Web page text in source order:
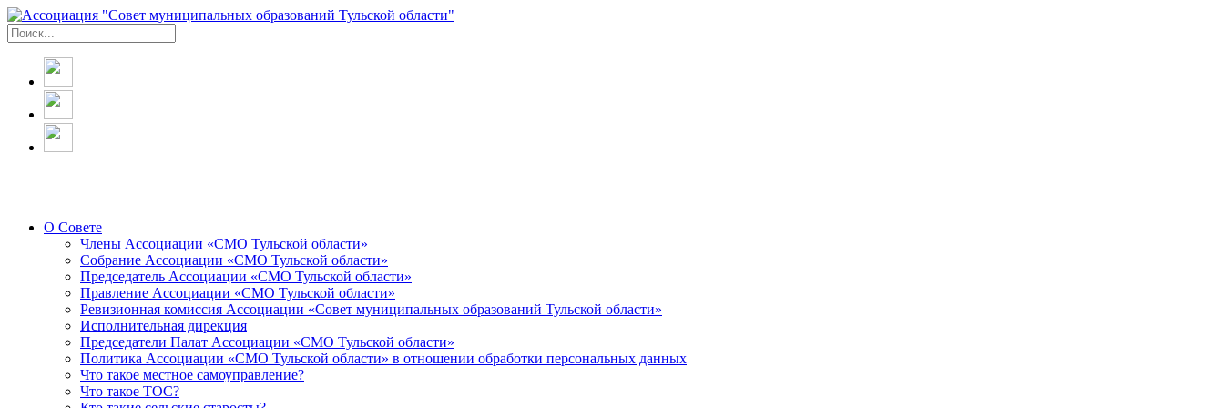
О Совете
Члены Ассоциации «СМО Тульской области»
Собрание Ассоциации «СМО Тульской области»
Председатель Ассоциации «СМО Тульской области»
Правление Ассоциации «СМО Тульской области»
Ревизионная комиссия Ассоциации «Совет муниципальных образований Тульской области»
Исполнительная дирекция
Председатели Палат Ассоциации «СМО Тульской области»
Политика Ассоциации «СМО Тульской области» в отношении обработки персональных данных
Что такое местное самоуправление?
Что такое ТОС?